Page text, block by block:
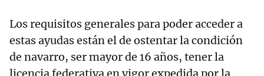
Los requisitos generales para poder acceder a
estas ayudas están el de ostentar la condición
de navarro, ser mayor de 16 años, tener la